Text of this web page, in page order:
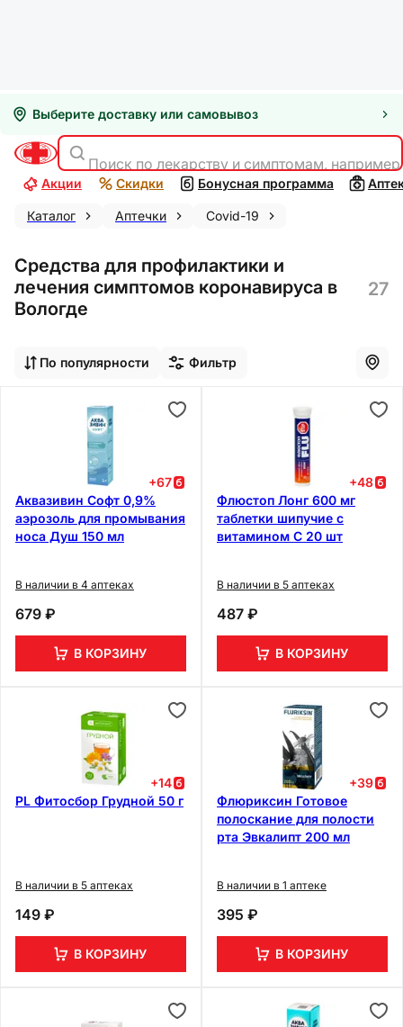
Выберите доставку или самовывоз
Поиск по лекарству и симптомам,
Акции Скидки Бонусная программа
Каталог Аптечки Covid-19
Средства для профилактики и
лечения симптомов коронавируса в
Вологде
27
По популярности Фильтр
+67
Аквазивин Софт 0,9%
аэрозоль для промывания
носа Душ 150 мл
В наличии в 4 аптеках
679 ₽
В КОРЗИНУ
+48
Флюстоп Лонг 600 мг
таблетки шипучие с
витамином С 20 шт
В наличии в 5 аптеках
487 ₽
В КОРЗИНУ
+14
PL Фитосбор Грудной 50 г
В наличии в 5 аптеках
149 ₽
В КОРЗИНУ
+39
Флюриксин Готовое
полоскание для полости
рта Эвкалипт 200 мл
В наличии в 1 аптеке
395 ₽
В КОРЗИНУ